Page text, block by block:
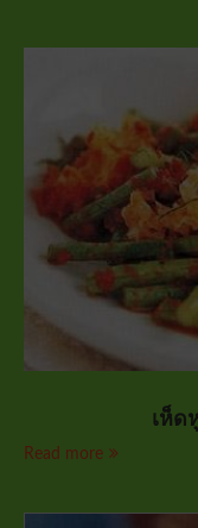
เห็ด
Read more